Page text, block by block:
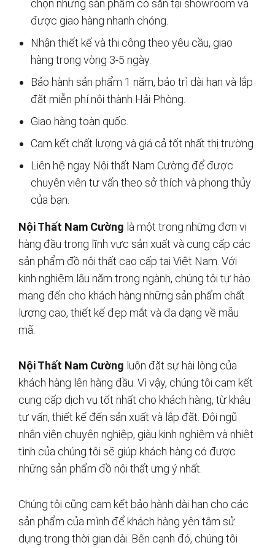
chọn những sản phẩm có sẵn tại showroom và
được giao hàng nhanh chóng.
Nhận thiết kế và thi công theo yêu cầu, giao
hàng trong vòng 3-5 ngày.
Bảo hành sản phẩm 1 năm, bảo trì dài hạn và lắp
đặt miễn phí nội thành Hải Phòng.
Giao hàng toàn quốc.
Cam kết chất lượng và giá cả tốt nhất thị trường
Liên hệ ngay Nội thất Nam Cường để được
chuyên viên tư vấn theo sở thích và phong thủy
của bạn.
Nội Thất Nam Cường là một trong những đơn vị
hàng đầu trong lĩnh vực sản xuất và cung cấp các
sản phẩm đồ nội thất cao cấp tại Việt Nam. Với
kinh nghiệm lâu năm trong ngành, chúng tôi tự hào
mang đến cho khách hàng những sản phẩm chất
lượng cao, thiết kế đẹp mắt và đa dạng về mẫu
mã.
Nội Thất Nam Cường luôn đặt sự hài lòng của
khách hàng lên hàng đầu. Vì vậy, chúng tôi cam kết
cung cấp dịch vụ tốt nhất cho khách hàng, từ khâu
tư vấn, thiết kế đến sản xuất và lắp đặt. Đội ngũ
nhân viên chuyên nghiệp, giàu kinh nghiệm và nhiệt
tình của chúng tôi sẽ giúp khách hàng có được
những sản phẩm đồ nội thất ưng ý nhất.
Chúng tôi cũng cam kết bảo hành dài hạn cho các
sản phẩm của mình để khách hàng yên tâm sử
dụng trong thời gian dài. Bên cạnh đó, chúng tôi